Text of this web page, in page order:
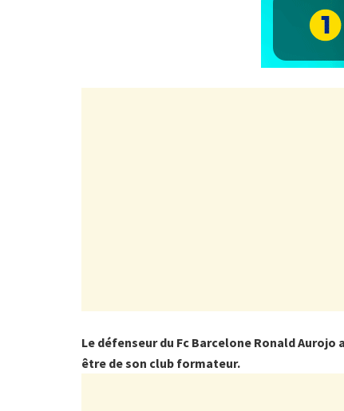
Le défenseur du Fc Barcelone Ronald
être de son club formateur.